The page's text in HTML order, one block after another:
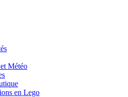
Météo
en Lego